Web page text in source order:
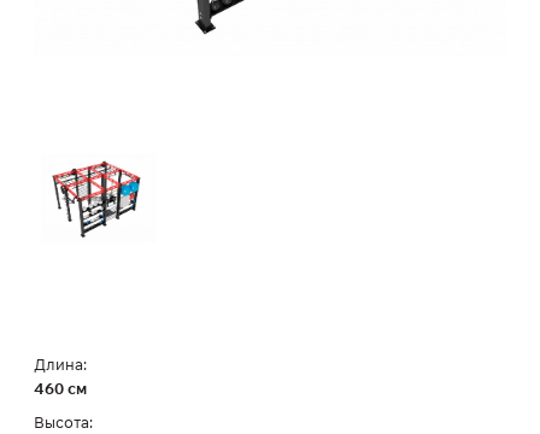
Длина:
460 см
Высота: